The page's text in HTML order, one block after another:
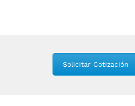
Solicitar Cotización